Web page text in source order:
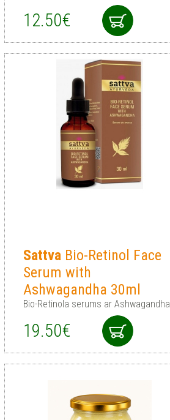
12.50€
SattvaBio-Retinol Face
Serum with
Ashwagandha 30ml
Bio-Retinola serums ar Ashwagandha
19.50€